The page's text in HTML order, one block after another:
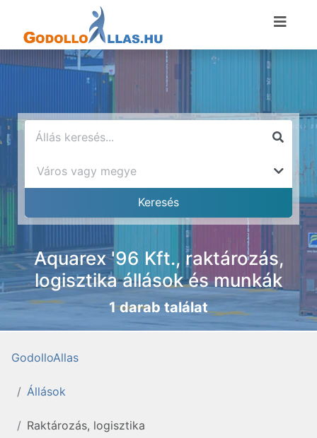
Aquarex '96 Kft., raktározás,
logisztika állások és munkák
1 darab találat
GodolloAllas
Állások
Raktározás, logisztika